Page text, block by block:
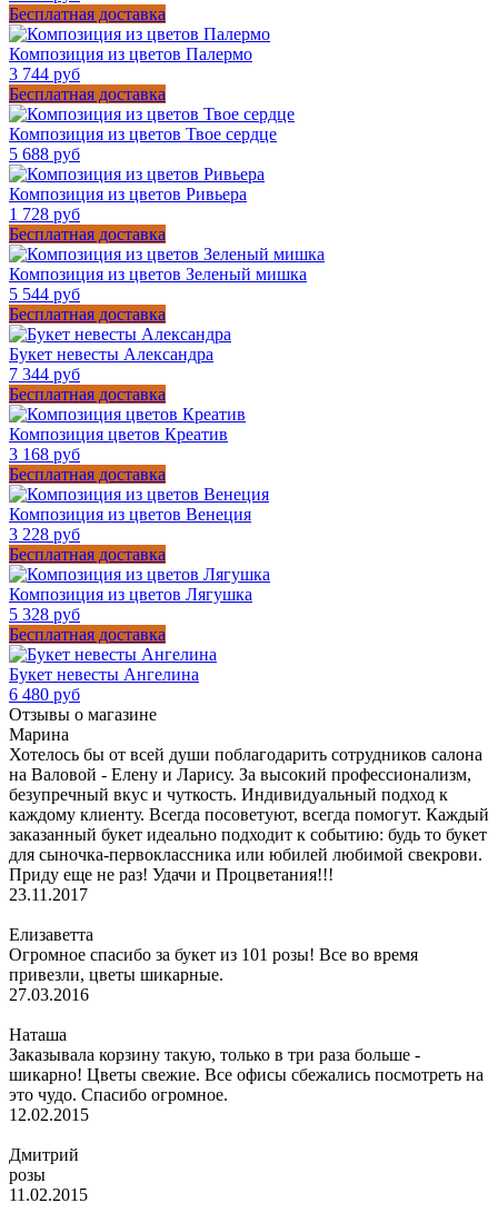
Бесплатная доставка
Композиция из цветов Палермо
3 744 руб
Бесплатная доставка
Композиция из цветов Твое сердце
5 688 руб
Композиция из цветов Ривьера
1 728 руб
Бесплатная доставка
Композиция из цветов Зеленый мишка
5 544 руб
Бесплатная доставка
Букет невесты Александра
7 344 руб
Бесплатная доставка
Композиция цветов Креатив
3 168 руб
Бесплатная доставка
Композиция из цветов Венеция
3 228 руб
Бесплатная доставка
Композиция из цветов Лягушка
5 328 руб
Бесплатная доставка
Букет невесты Ангелина
6 480 руб
Отзывы о магазине
Марина
Хотелось бы от всей души поблагодарить сотрудников салона
на Валовой - Елену и Ларису. За высокий профессионализм,
безупречный вкус и чуткость. Индивидуальный подход к
каждому клиенту. Всегда посоветуют, всегда помогут. Каждый
заказанный букет идеально подходит к событию: будь то букет
для сыночка-первоклассника или юбилей любимой свекрови.
Приду еще не раз! Удачи и Процветания!!!
23.11.2017
Елизаветта
Огромное спасибо за букет из 101 розы! Все во время
привезли, цветы шикарные.
27.03.2016
Наташа
Заказывала корзину такую, только в три раза больше -
шикарно! Цветы свежие. Все офисы сбежались посмотреть на
это чудо. Спасибо огромное.
12.02.2015
Дмитрий
розы
11.02.2015